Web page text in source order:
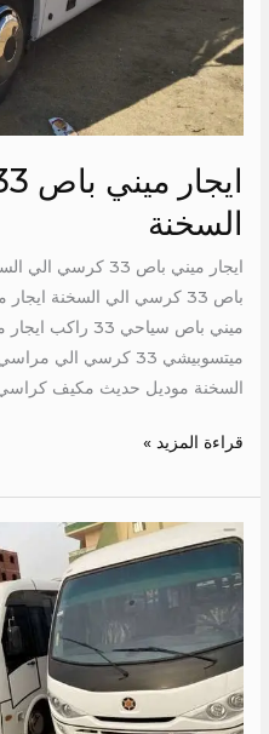
السخنة
السخنة موديل حديث مكيف
قراءة المزيد »
ايجار
ميني
الى
الجونه